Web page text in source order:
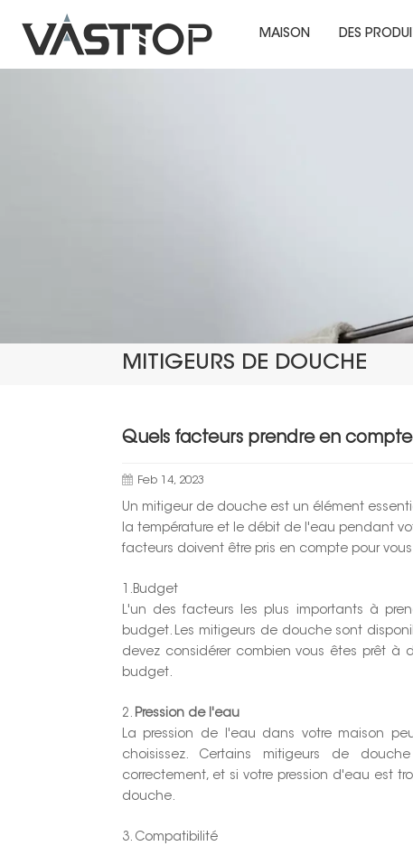
MAISON DES
MITIGEURS DE DOUCHE
Quels facteurs prendre en
Feb 14, 2023
Un mitigeur de douche est un élément
la température et le débit de l'eau pendant
facteurs doivent être pris en compte pour
1.Budget
L'un des facteurs les plus importants à
budget. Les mitigeurs de douche sont
devez considérer combien vous êtes prêt à
budget.
2. Pression de l'eau
La pression de l'eau dans votre maison
choisissez. Certains mitigeurs de
correctement, et si votre pression d'eau est
douche.
3. Compatibilité